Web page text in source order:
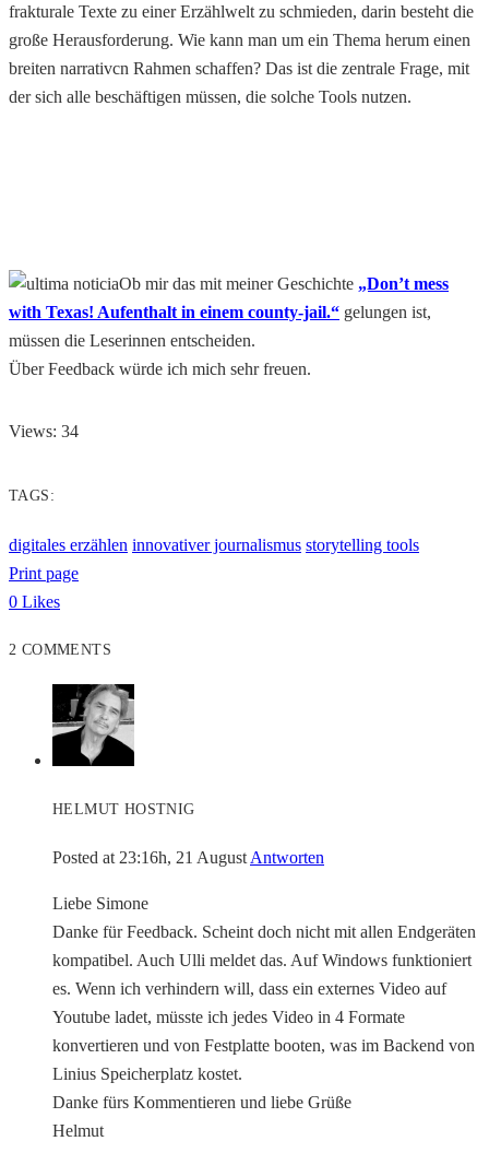
frakturale Texte zu einer Erzählwelt zu schmieden, darin besteht die
große Herausforderung. Wie kann man um ein Thema herum einen
breiten narrativcn Rahmen schaffen? Das ist die zentrale Frage, mit
der sich alle beschäftigen müssen, die solche Tools nutzen.
Ob mir das mit meiner Geschichte „Don’t mess
with Texas! Aufenthalt in einem county-jail.“ gelungen ist,
müssen die Leserinnen entscheiden.
Über Feedback würde ich mich sehr freuen.
Views: 34
TAGS:
digitales erzählen innovativer journalismus storytelling tools
Print page
0 Likes
2 COMMENTS
HELMUT HOSTNIG
Posted at 23:16h, 21 August Antworten
Liebe Simone
Danke für Feedback. Scheint doch nicht mit allen Endgeräten
kompatibel. Auch Ulli meldet das. Auf Windows funktioniert
es. Wenn ich verhindern will, dass ein externes Video auf
Youtube ladet, müsste ich jedes Video in 4 Formate
konvertieren und von Festplatte booten, was im Backend von
Linius Speicherplatz kostet.
Danke fürs Kommentieren und liebe Grüße
Helmut